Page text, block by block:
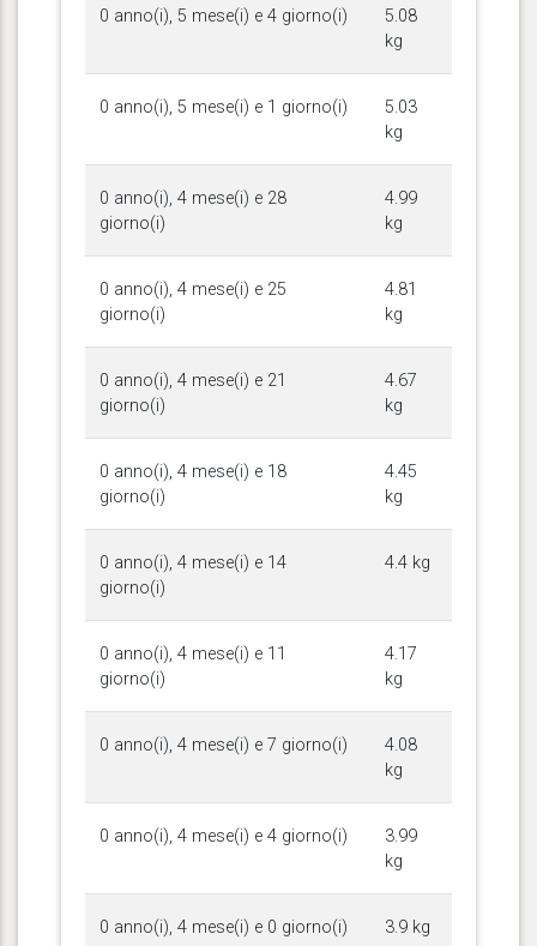
0 anno(i), 5 mese(i) e 4 giorno(i)
5.08
kg
0 anno(i), 5 mese(i) e 1 giorno(i)
5.03
kg
0 anno(i), 4 mese(i) e 28
giorno(i)
4.99
kg
0 anno(i), 4 mese(i) e 25
giorno(i)
4.81
kg
0 anno(i), 4 mese(i) e 21
giorno(i)
4.67
kg
0 anno(i), 4 mese(i) e 18
giorno(i)
4.45
kg
0 anno(i), 4 mese(i) e 14
giorno(i)
4.4 kg
0 anno(i), 4 mese(i) e 11
giorno(i)
4.17
kg
0 anno(i), 4 mese(i) e 7 giorno(i)
4.08
kg
0 anno(i), 4 mese(i) e 4 giorno(i)
3.99
kg
0 anno(i), 4 mese(i) e 0 giorno(i) 3.9 kg